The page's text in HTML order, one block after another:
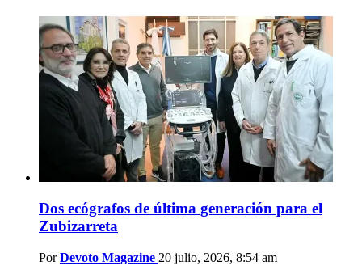
Dos ecógrafos de última generación para el
Zubizarreta
Por Devoto Magazine 20 julio, 2026, 8:54 am